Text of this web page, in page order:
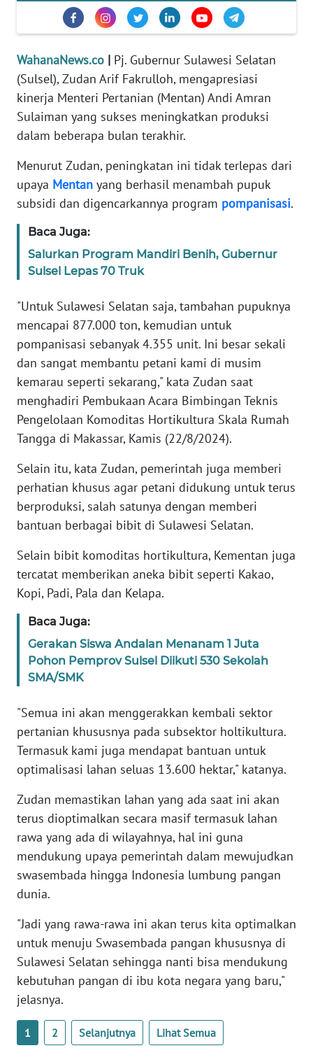
WahanaNews.co | Pj. Gubernur Sulawesi Selatan
(Sulsel), Zudan Arif Fakrulloh, mengapresiasi
kinerja Menteri Pertanian (Mentan) Andi Amran
Sulaiman yang sukses meningkatkan produksi
dalam beberapa bulan terakhir.
Menurut Zudan, peningkatan ini tidak terlepas dari
upaya Mentan yang berhasil menambah pupuk
subsidi dan digencarkannya program pompanisasi.
Baca Juga:
Salurkan Program Mandiri Benih, Gubernur
Sulsel Lepas 70 Truk
"Untuk Sulawesi Selatan saja, tambahan pupuknya
mencapai 877.000 ton, kemudian untuk
pompanisasi sebanyak 4.355 unit. Ini besar sekali
dan sangat membantu petani kami di musim
kemarau seperti sekarang," kata Zudan saat
menghadiri Pembukaan Acara Bimbingan Teknis
Pengelolaan Komoditas Hortikultura Skala Rumah
Tangga di Makassar, Kamis (22/8/2024).
Selain itu, kata Zudan, pemerintah juga memberi
perhatian khusus agar petani didukung untuk terus
berproduksi, salah satunya dengan memberi
bantuan berbagai bibit di Sulawesi Selatan.
Selain bibit komoditas hortikultura, Kementan juga
tercatat memberikan aneka bibit seperti Kakao,
Kopi, Padi, Pala dan Kelapa.
Baca Juga:
Gerakan Siswa Andalan Menanam 1 Juta
Pohon Pemprov Sulsel Diikuti 530 Sekolah
SMA/SMK
"Semua ini akan menggerakkan kembali sektor
pertanian khususnya pada subsektor holtikultura.
Termasuk kami juga mendapat bantuan untuk
optimalisasi lahan seluas 13.600 hektar," katanya.
Zudan memastikan lahan yang ada saat ini akan
terus dioptimalkan secara masif termasuk lahan
rawa yang ada di wilayahnya, hal ini guna
mendukung upaya pemerintah dalam mewujudkan
swasembada hingga Indonesia lumbung pangan
dunia.
"Jadi yang rawa-rawa ini akan terus kita optimalkan
untuk menuju Swasembada pangan khususnya di
Sulawesi Selatan sehingga nanti bisa mendukung
kebutuhan pangan di ibu kota negara yang baru,"
jelasnya.
1 2 Selanjutnya Lihat Semua
OPINI
EDITORIAL
Informasi
INDEKS
BERITA
KONTAK
KAMI
INFO
IKLAN
TENTANG
KAMI
PEDOMAN
MEDIA
SIBER
REDAKSI
DISCLAIMER
Wahana
Regional
WN
WN
JAKARTA
JABAR
WN
WN
WN
KEPRI
WN
PAPUA
BARAT
WN
RIAU